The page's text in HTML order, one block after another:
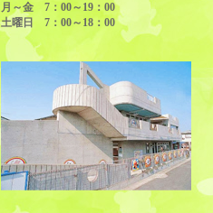
月～金 7：00～19：00
土曜日 7：00～18：00